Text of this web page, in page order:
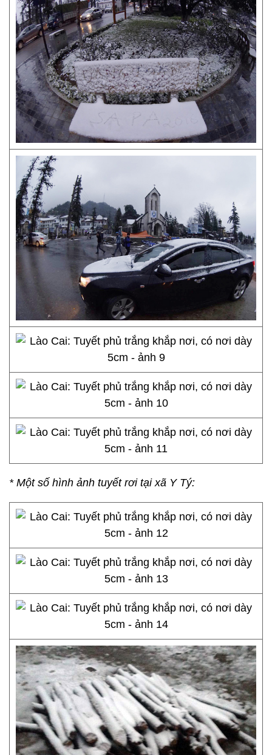
* Một số hình ảnh tuyết rơi tại xã Y Tý: